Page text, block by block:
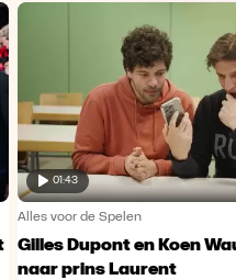
01:43
Alles voor de Spelen
Gilles Dupont en Koen
naar prins Laurent